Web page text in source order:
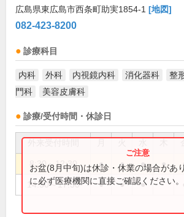
広島県東広島市西条町助実1854-1 [地図]
082-423-8200
診療科目
内科 外科 内視鏡内科 消化器科 整
門科
美容皮膚科
診療/受付時間・休診日
8:30～12:30 ● ● ● ● ●
14:30～17:30 ● ● ●
お盆(8月中旬)は休診・休業の場合があ
に必ず医療機関に直接ご確認ください。